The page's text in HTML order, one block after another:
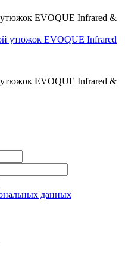
утюжок EVOQUE Infrared &
утюжок EVOQUE Infrared &
данных